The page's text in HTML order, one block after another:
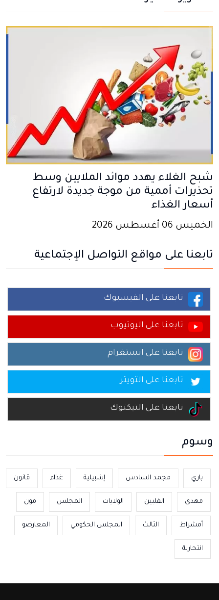
شبح الغلاء يهدد موائد الملايين وسط
تحذيرات أممية من موجة جديدة لارتفاع
أسعار الغذاء
الخميس 06 أغسطس 2026
تابعنا على مواقع التواصل الإجتماعية
تابعنا على الفيسبوك
تابعنا على اليوتيوب
تابعنا على انستغرام
تابعنا على التويتر
تابعنا على التيكتوك
وسوم
باري مجمد السادس إشبيلية غذاء قانون
مهدي الفلبين الولايات المجلس مون
أمشراط الثالث المجلس الحكومي المعارضو
انتحارية